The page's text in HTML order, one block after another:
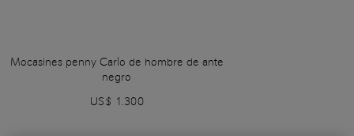
Mocasines penny Carlo de hombre de ante
negro
US$ 1.300